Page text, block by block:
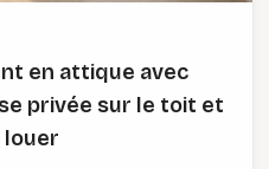
en attique avec
privée sur le toit et
louer